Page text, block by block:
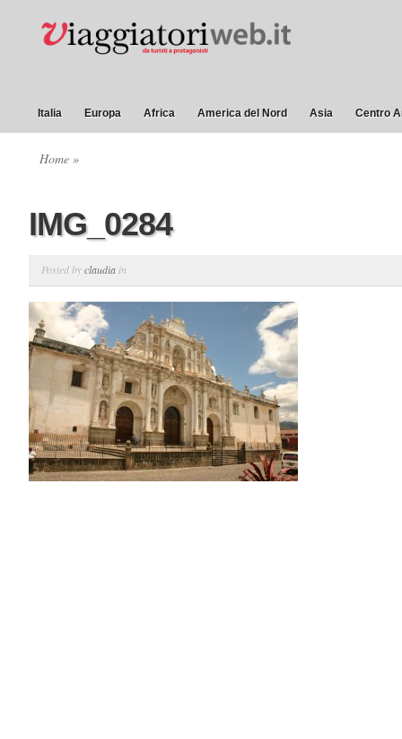
Italia Europa Africa America del Nord Asia Centro
Home »
IMG_0284
Posted byclaudia in